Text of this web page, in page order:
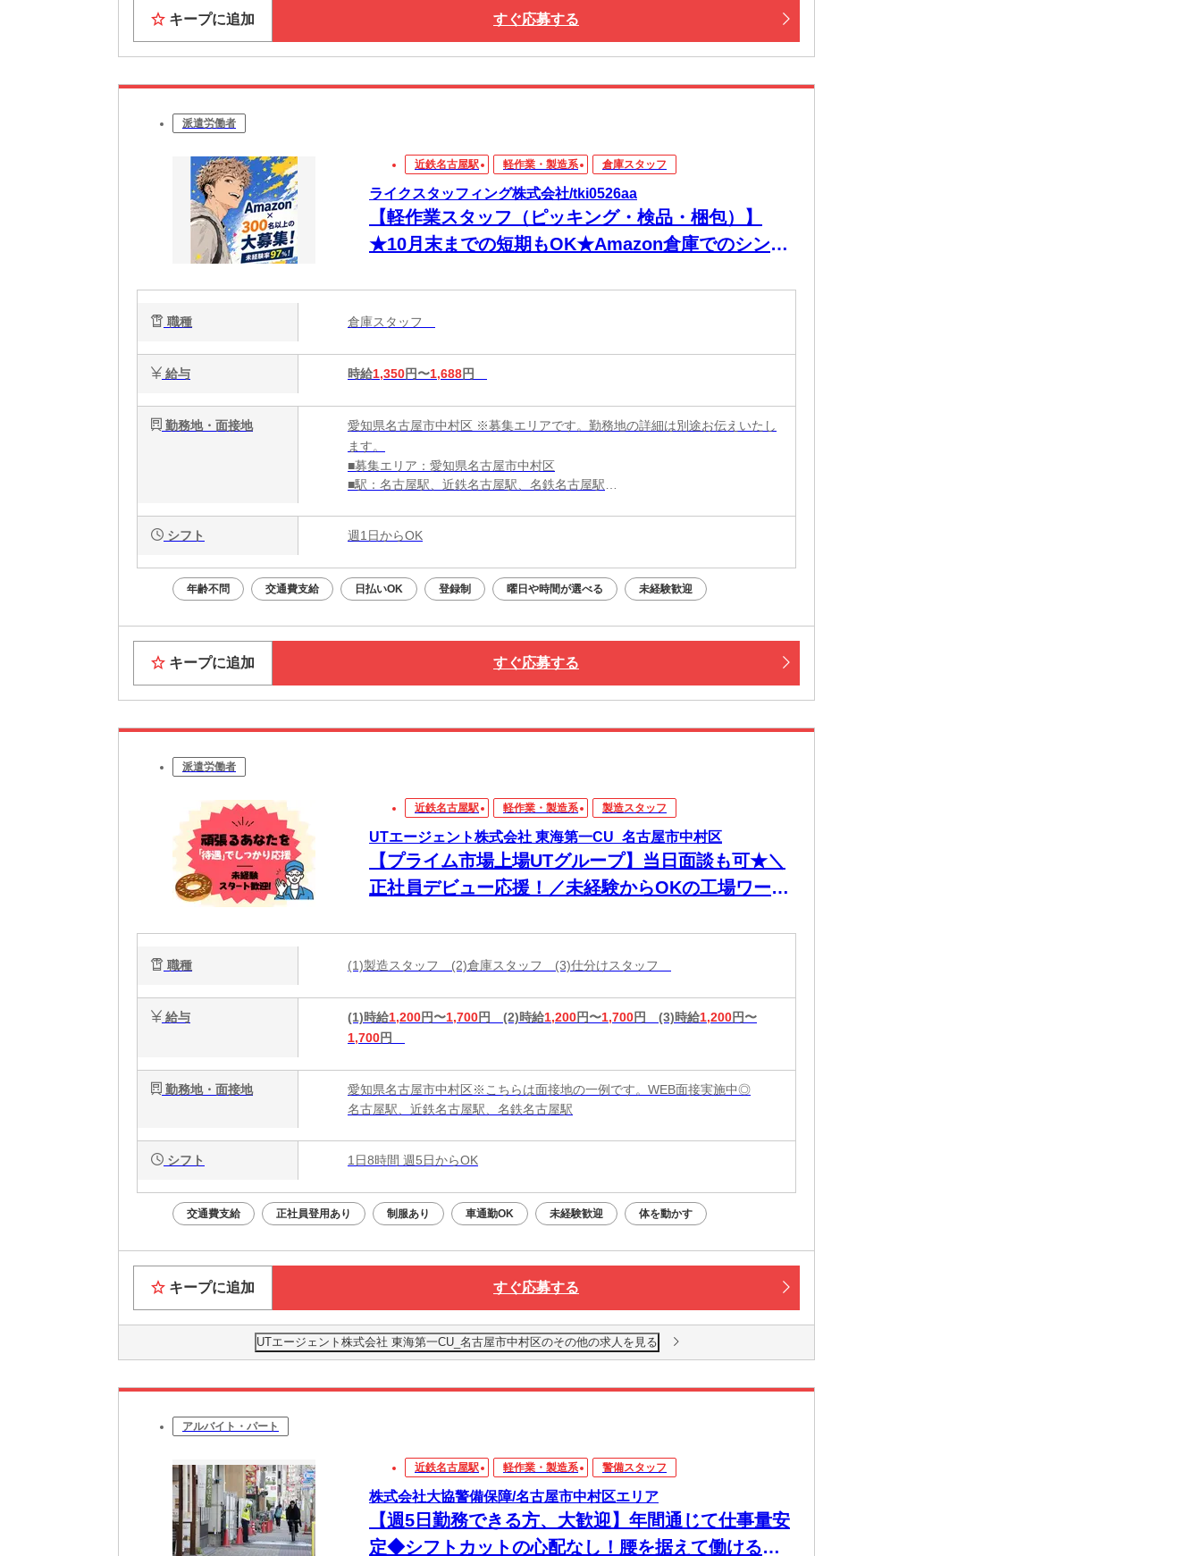
キープに追加 すぐ応募する
派遣労働者
近鉄名古屋駅 軽作業・製造系 倉庫スタッフ
ライクスタッフィング株式会社/tki0526aa
【軽作業スタッフ（ピッキング・検品・梱包）】
★10月末までの短期もOK★Amazon倉庫でのシンプ
由＜WEB登録会開催中＞/tki0526aa
職種 倉庫スタッフ
給与 時給1,350円〜1,688円
勤務地・面接地
愛知県名古屋市中村区 ※募集エリアです。勤務地の詳細は別途お伝えいたし
ます。
■募集エリア：愛知県名古屋市中村区
■駅：名古屋駅、近鉄名古屋駅、名鉄名古屋駅
シフト 週1日からOK
年齢不問 交通費支給 日払いOK 登録制 曜日や時間が選べる 未経験歓迎
キープに追加 すぐ応募する
派遣労働者
近鉄名古屋駅 軽作業・製造系 製造スタッフ
UTエージェント株式会社 東海第一CU_名古屋市中村区
【プライム市場上場UTグループ】当日面談も可★＼
正社員デビュー応援！／未経験からOKの工場ワー
職種 (1)製造スタッフ (2)倉庫スタッフ (3)仕分けスタッフ
給与 (1)時給1,200円〜1,700円 (2)時給1,200円〜1,700円 (3)時給1,200円〜
1,700円
勤務地・面接地
愛知県名古屋市中村区※こちらは面接地の一例です。WEB面接実施中◎
名古屋駅、近鉄名古屋駅、名鉄名古屋駅
シフト 1日8時間 週5日からOK
交通費支給 正社員登用あり 制服あり 車通勤OK 未経験歓迎 体を動かす
キープに追加 すぐ応募する
UTエージェント株式会社 東海第一CU_名古屋市中村区のその他の求人を見る
アルバイト・パート
近鉄名古屋駅 軽作業・製造系 警備スタッフ
株式会社大協警備保障/名古屋市中村区エリア
【週5日勤務できる方、大歓迎】年間通じて仕事量安
定◆シフトカットの心配なし！腰を据えて働ける環